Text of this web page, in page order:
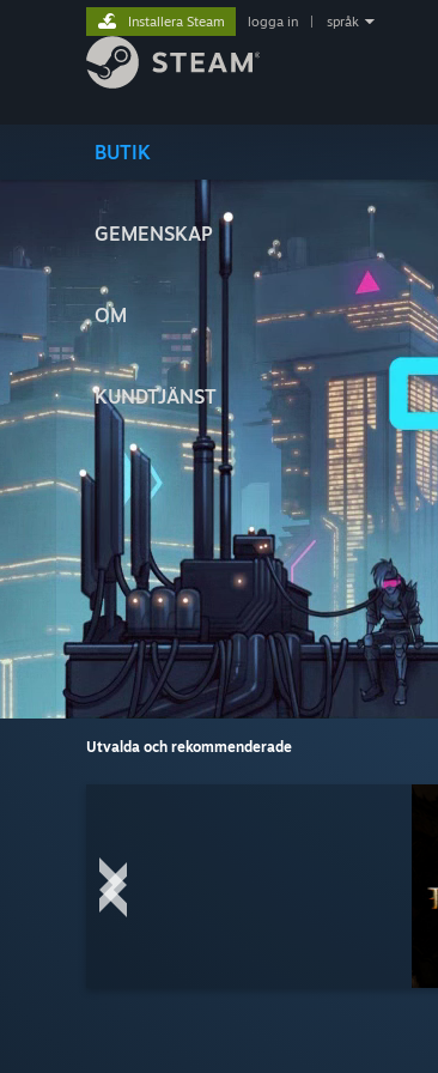
BUTIK
GEMENSKAP
OM
KUNDTJÄNST
Installera Steam logga in språk
Utvalda och rekommenderade